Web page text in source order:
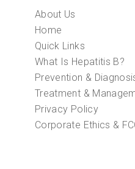
About Us
Home
Quick Links
What Is Hepatitis B?
Prevention &
Treatment &
Privacy Policy
Corporate Ethics &